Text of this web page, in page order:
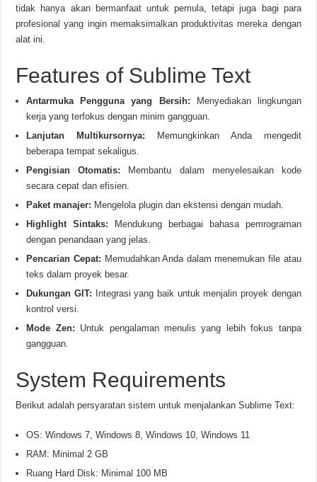
tidak hanya akan bermanfaat untuk pemula, tetapi juga bagi para
profesional yang ingin memaksimalkan produktivitas mereka dengan
alat ini.
Features of Sublime Text
Antarmuka Pengguna yang Bersih: Menyediakan lingkungan
kerja yang terfokus dengan minim gangguan.
Lanjutan Multikursornya: Memungkinkan Anda mengedit
beberapa tempat sekaligus.
Pengisian Otomatis: Membantu dalam menyelesaikan kode
secara cepat dan efisien.
Paket manajer: Mengelola plugin dan ekstensi dengan mudah.
Highlight Sintaks: Mendukung berbagai bahasa pemrograman
dengan penandaan yang jelas.
Pencarian Cepat: Memudahkan Anda dalam menemukan file atau
teks dalam proyek besar.
Dukungan GIT: Integrasi yang baik untuk menjalin proyek dengan
kontrol versi.
Mode Zen: Untuk pengalaman menulis yang lebih fokus tanpa
gangguan.
System Requirements
Berikut adalah persyaratan sistem untuk menjalankan Sublime Text:
OS: Windows 7, Windows 8, Windows 10, Windows 11
RAM: Minimal 2 GB
Ruang Hard Disk: Minimal 100 MB